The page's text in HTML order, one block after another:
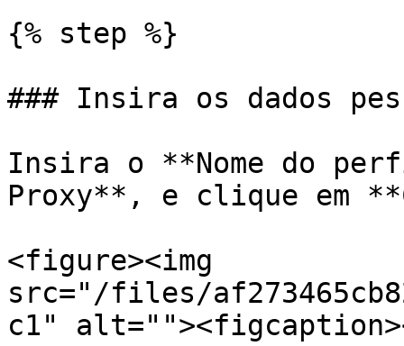
{% step %}
### Insira os dados
Insira o **Nome do
Proxy**, e clique em
<figure><img
src="/files/
c1"